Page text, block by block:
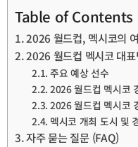
Table of Contents
2026 월드컵, 멕시코의
2026 월드컵 멕시코 대
주요 예상 선수
2026 월드컵 멕시코
2026 월드컵 멕시코
멕시코 개최 도시 및
자주 묻는 질문 (FAQ)